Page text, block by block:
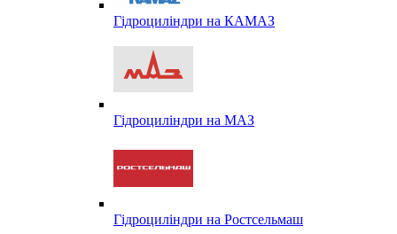
Гідроциліндри на КАМАЗ
Гідроциліндри на МАЗ
Гідроциліндри на Ростсельмаш